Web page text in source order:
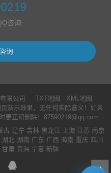
咨询
询
限公司 TXT地图
XML地图
演示效果，无任何实际意义！如果
更正和删除！87590219@qq.com
古 辽宁 吉林 黑龙江 上海 江苏 南京
湖北 湖南 广东 广西 海南 重庆 四川
甘肃 青海 宁夏 新疆